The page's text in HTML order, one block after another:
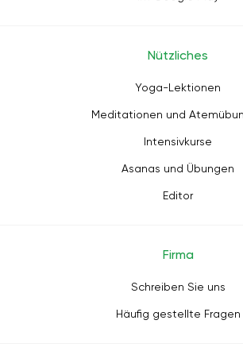
Nützliches
Yoga-Lektionen
Meditationen und
Intensivkurse
Asanas und Übungen
Editor
Firma
Schreiben Sie uns
Häufig gestellte Fragen